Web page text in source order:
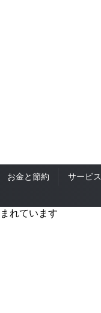
お金と節約 サービス
れています